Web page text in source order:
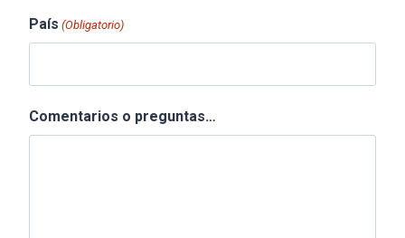
País (Obligatorio)
Comentarios o preguntas…